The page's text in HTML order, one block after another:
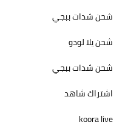
شحن شدات ببجي
شحن يلا لودو
شحن شدات ببجي
اشتراك شاهد
koora live